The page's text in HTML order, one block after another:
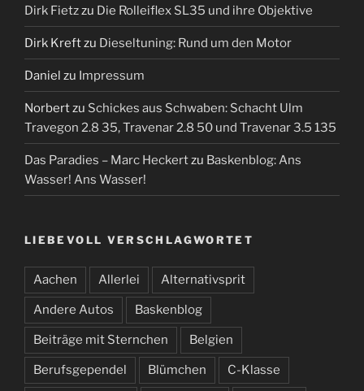
Dirk Fietzzu Die Rolleiflex SL35 und ihre Objektive
Dirk Kreftzu Dieseltuning: Rund um den Motor
Daniel zu Impressum
Norbertzu Schickes aus Schwaben: Schacht Ulm
Travegon 2.8 35, Travenar 2.8 50 und Travenar 3.5 135
Das Paradies – Marc Heckertzu Baskenblog: Ans
Wasser! Ans Wasser!
LIEBEVOLL VERSCHLAGWORTET
Aachen Allerlei Alternativsprit
Andere Autos Baskenblog
Beiträge mit Sternchen Belgien
Berufsgependel Blümchen C-Klasse